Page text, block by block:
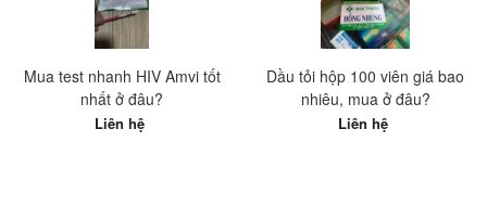
Mua test nhanh HIV Amvi tốt
nhất ở đâu?
Liên hệ
Dầu tỏi hộp 100 viên giá bao
nhiêu, mua ở đâu?
Liên hệ